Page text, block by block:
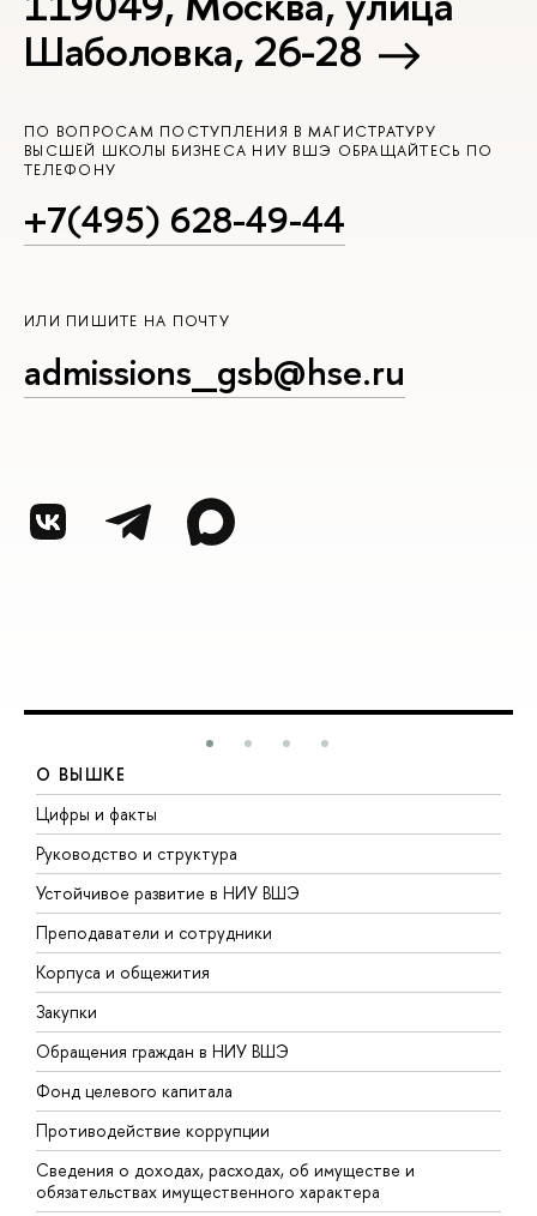
Шаболовка, 26-28
ПО ВОПРОСАМ ПОСТУПЛЕНИЯ В МАГИСТРАТУРУ
ВЫСШЕЙ ШКОЛЫ БИЗНЕСА НИУ ВШЭ ОБРАЩАЙТЕСЬ ПО
ТЕЛЕФОНУ
+7(495) 628-49-44
ИЛИ ПИШИТЕ НА ПОЧТУ
admissions_gsb@hse.ru
О ВЫШКЕ
Цифры и факты
Руководство и структура
Устойчивое развитие в НИУ ВШЭ
Преподаватели и сотрудники
Корпуса и общежития
Закупки
Обращения граждан в НИУ ВШЭ
Фонд целевого капитала
Противодействие коррупции
Сведения о доходах, расходах, об имуществе и
обязательствах имущественного характера